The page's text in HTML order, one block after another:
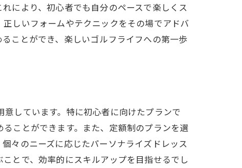
プを両立
により、初心者でも自分のペースで楽しくス
しいフォームやテクニックをその場でアドバ
ことができ、楽しいゴルフライフへの第一歩
しています。特に初心者に向けたプランで
ことができます。また、定額制のプランを選
々のニーズに応じたパーソナライズドレッス
とで、効率的にスキルアップを目指せるでし